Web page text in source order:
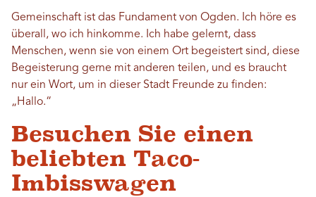
Gemeinschaft ist das Fundament von Ogden. Ich höre es
überall, wo ich hinkomme. Ich habe gelernt, dass
Menschen, wenn sie von einem Ort begeistert sind, diese
Begeisterung gerne mit anderen teilen, und es braucht
nur ein Wort, um in dieser Stadt Freunde zu finden:
„Hallo.“
Besuchen Sie einen
beliebten Taco-
Imbisswagen